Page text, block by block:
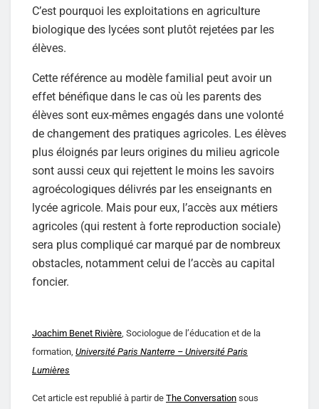
C’est pourquoi les exploitations en agriculture
biologique des lycées sont plutôt rejetées par les
élèves.
Cette référence au modèle familial peut avoir un
effet bénéfique dans le cas où les parents des
élèves sont eux-mêmes engagés dans une volonté
de changement des pratiques agricoles. Les élèves
plus éloignés par leurs origines du milieu agricole
sont aussi ceux qui rejettent le moins les savoirs
agroécologiques délivrés par les enseignants en
lycée agricole. Mais pour eux, l’accès aux métiers
agricoles (qui restent à forte reproduction sociale)
sera plus compliqué car marqué par de nombreux
obstacles, notamment celui de l’accès au capital
foncier.
Joachim Benet Rivière , Sociologue de l’éducation et de la
formation, Université Paris Nanterre – Université Paris
Lumières
Cet article est republié à partir de The Conversation sous